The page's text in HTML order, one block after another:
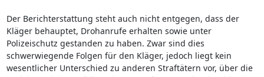
Der Berichterstattung steht auch nicht entgegen, dass der
Kläger behauptet, Drohanrufe erhalten sowie unter
Polizeischutz gestanden zu haben. Zwar sind dies
schwerwiegende Folgen für den Kläger, jedoch liegt kein
wesentlicher Unterschied zu anderen Straftätern vor, über die